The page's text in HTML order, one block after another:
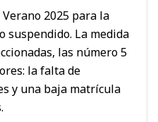
Verano 2025 para la
suspendido. La medida
las número 5
la falta de
y una baja matrícula